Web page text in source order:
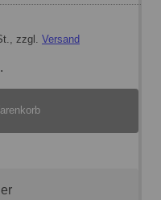
zzgl. Versand